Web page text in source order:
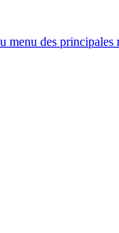
menu des principales